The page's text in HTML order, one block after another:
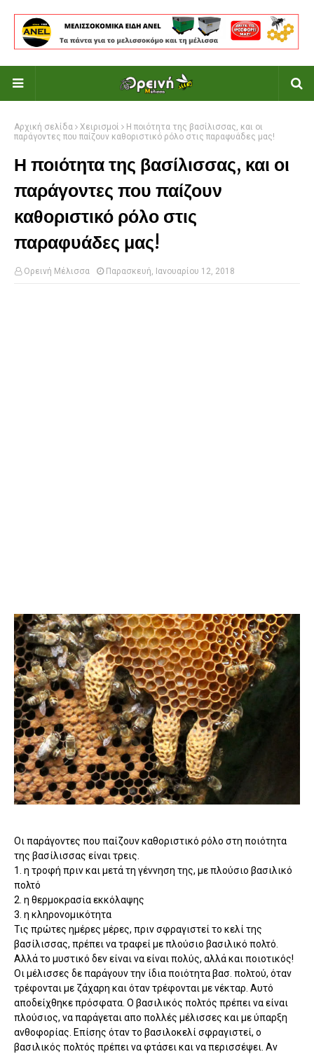
Αρχική σελίδα Χειρισμοί
Η ποιότητα της βασίλισσας, και οι
παράγοντες που παίζουν καθοριστικό ρόλο στις παραφυάδες μας!
Η ποιότητα της βασίλισσας, και οι
παράγοντες που παίζουν
καθοριστικό ρόλο στις
παραφυάδες μας!
Ορεινή Μέλισσα Παρασκευή, Ιανουαρίου 12, 2018
Οι παράγοντες που παίζουν καθοριστικό ρόλο στη ποιότητα
της βασίλισσας είναι τρεις.
1. η τροφή πριν και μετά τη γέννηση της, με πλούσιο βασιλικό
πολτό
2. η θερμοκρασία εκκόλαψης
3. η κληρονομικότητα
Τις πρώτες ημέρες μέρες, πριν σφραγιστεί το κελί της
βασίλισσας, πρέπει να τραφεί με πλούσιο βασιλικό πολτό.
Αλλά το μυστικό δεν είναι να είναι πολύς, αλλά και ποιοτικός!
Οι μέλισσες δε παράγουν την ίδια ποιότητα βασ. πολτού, όταν
τρέφονται με ζάχαρη και όταν τρέφονται με νέκταρ. Αυτό
αποδείχθηκε πρόσφατα. Ο βασιλικός πολτός πρέπει να είναι
πλούσιος, να παράγεται απο πολλές μέλισσες και με ύπαρξη
ανθοφορίας. Επίσης όταν το βασιλοκελί σφραγιστεί, ο
βασιλικός πολτός πρέπει να φτάσει και να περισσέψει. Αν